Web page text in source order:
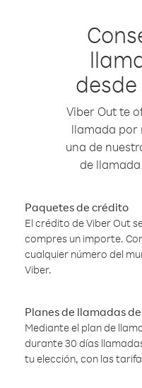
Viber Out te
llamada por
una de
de
Paquetes de crédito
El crédito de Viber Out
compres un importe.
cualquier número del
Viber.
Planes de llamadas
Mediante el plan de
durante 30 días
tu elección, con las